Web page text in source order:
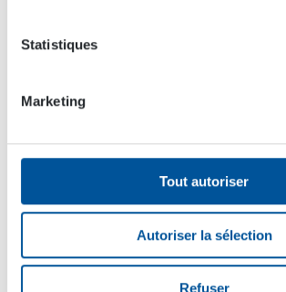
Statistiques
Marketing
Tout autoriser
Autoriser la sélection
Refuser
”J’ai fait connaissance avec de
techniques, aussi bien en finnois qu’en
de manière générale, le progamme
Dynaset ayant été en cela d’une
même (vente d’entreprise à
étonné par la lenteur du processus
dit Samuli.
J’ai fait connaissance avec de
techniques, aussi bien en finnois